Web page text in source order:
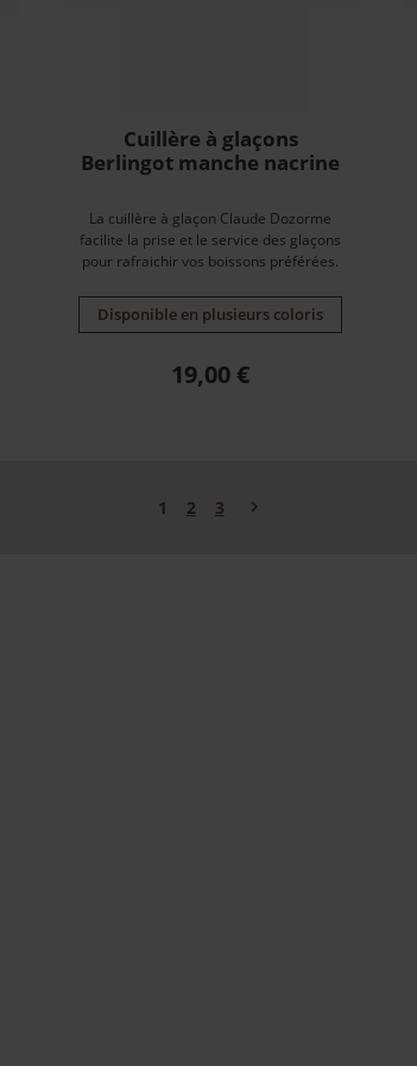
Cuillère à glaçons
Berlingot manche nacrine
La cuillère à glaçon Claude Dozorme
facilite la prise et le service des glaçons
pour rafraichir vos boissons préférées.
Disponible en plusieurs coloris
Prix
19,00 €
1 2 3 Suivant
